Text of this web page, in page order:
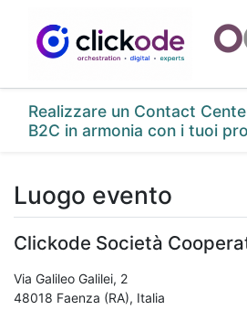
Realizzare un Contact
B2C in armonia con i tuoi
Luogo evento
Clickode Società
Via Galileo Galilei, 2
48018 Faenza (RA), Italia